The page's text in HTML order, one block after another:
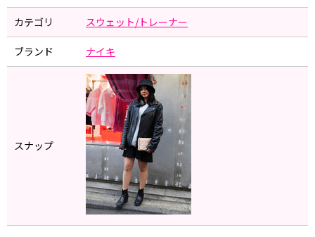
カテゴリ スウェット/トレーナー
ブランド ナイキ
スナップ